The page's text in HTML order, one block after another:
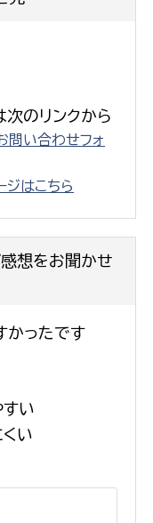
のリンクから
問い合わせフォ
ジはこちら
感想をお聞かせ
かったです
すい
い